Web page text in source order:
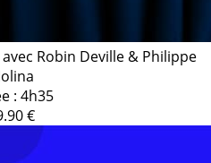
Robin Deville & Philippe
: 4h35
€